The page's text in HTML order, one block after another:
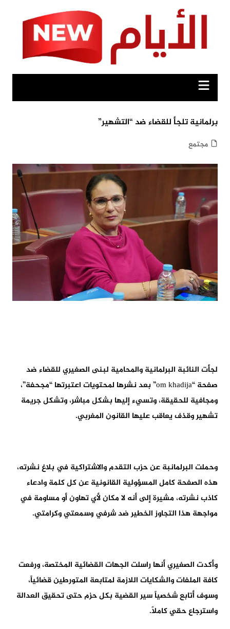
برلمانية تلجأ للقضاء ضد “التشهير”
مجتمع
لجأت النائبة البرلمانية والمحامية لبنى الصغيري للقضاء ضد
صفحة “om khadija” بعد نشرها لمحتويات اعتبرتها “مجحفة”،
ومجافية للحقيقة، وتسيء إليها بشكل مباشر، وتشكل جريمة
تشهير وقذف يعاقب عليها القانون المغربي.
وحملت البرلمانبة عن حزب التقدم والاشتراكية في بلاغ نشرته،
هذه الصفحة كامل المسؤولية القانونية عن كل كلمة وادعاء
كاذب نشرته، مشيرة إلى أنه لا مكان لأي تهاون أو مساومة في
مواجهة هذا التجاوز الخطير ضد شرفي وسمعتي وكرامتي.
وأكدت الصغيري أنها راسلت الجهات القضائية المختصة، ورفعت
كافة الملفات والشكايات اللازمة لمتابعة المتورطين قضائياً،
وسوف أتابع شخصياً سير القضية بكل حزم حتى تحقيق العدالة
واسترجاع حقي كاملاً.